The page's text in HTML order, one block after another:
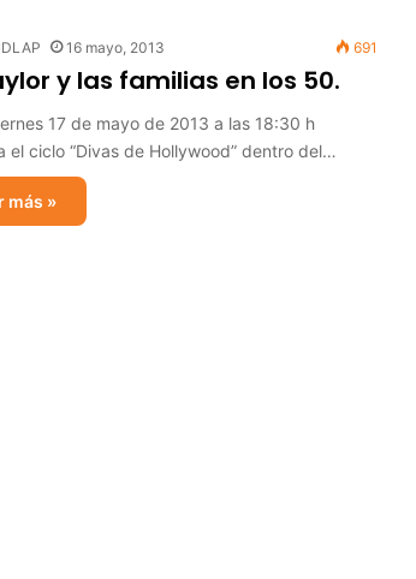
16 mayo, 2013 691
y las familias en los 50.
17 de mayo de 2013 a las 18:30 h
el ciclo “Divas de Hollywood” dentro del…
más »